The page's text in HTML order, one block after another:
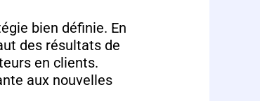
bien définie. En
des résultats de
en clients.
aux nouvelles